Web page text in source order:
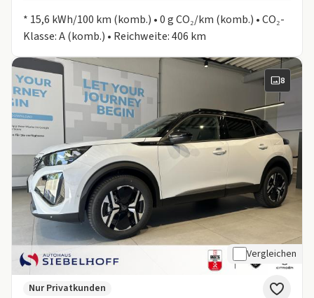
* 15,6 kWh/100 km (komb.) • 0 g CO₂/km (komb.) • CO₂-
Klasse: A (komb.) • Reichweite: 406 km
8
Vergleichen
Nur Privatkunden